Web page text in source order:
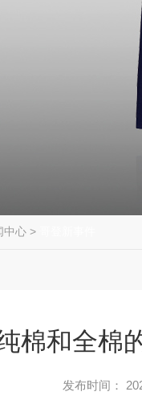
中心 >
棉和全棉
发布时间：